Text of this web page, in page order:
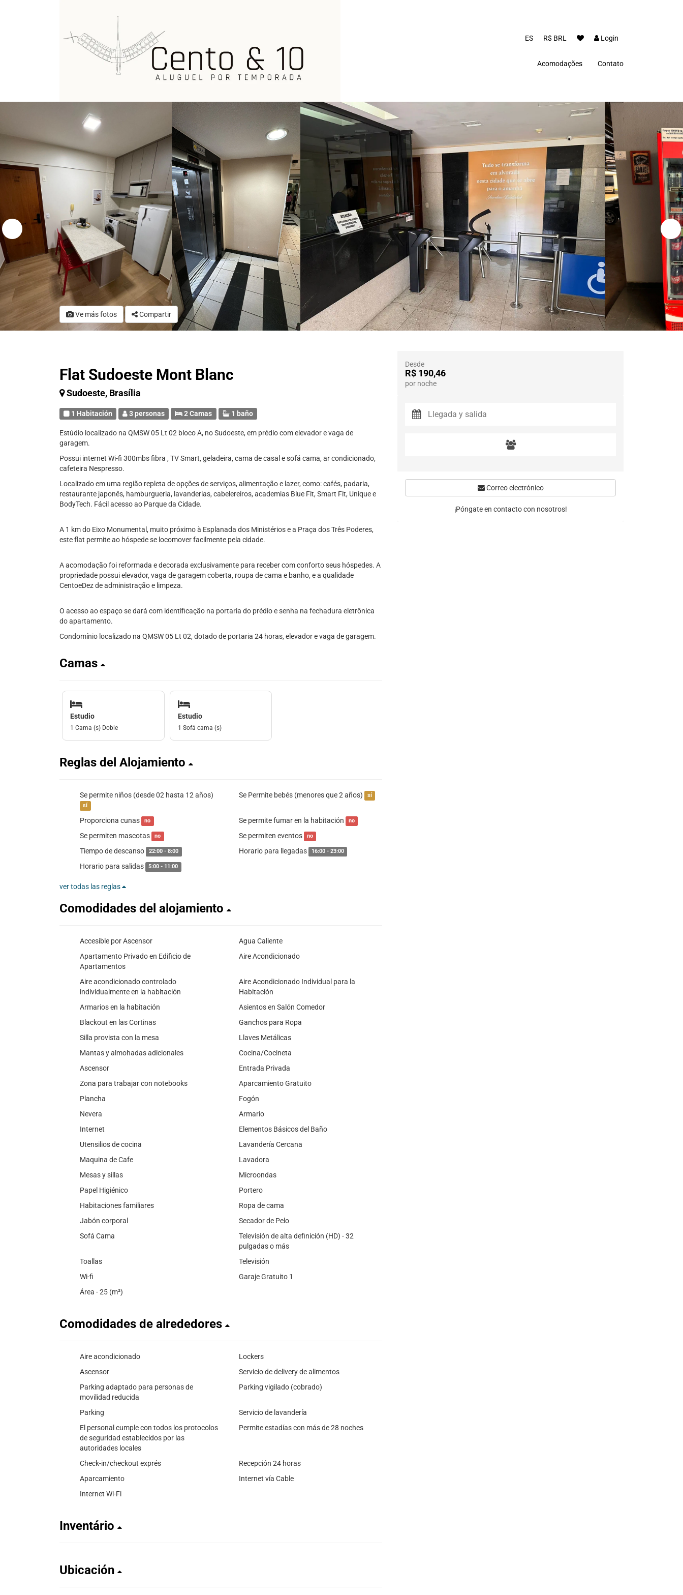
ES R$ BRL Login
Acomodações Contato
Ve más fotos Compartir
Flat Sudoeste Mont Blanc
Sudoeste, Brasília
1 Habitación 3 personas 2 Camas 1 baño
Estúdio localizado na QMSW 05 Lt 02 bloco A, no Sudoeste, em prédio com elevador e vaga de
garagem.
Possui internet Wi-fi 300mbs fibra , TV Smart, geladeira, cama de casal e sofá cama, ar condicionado,
cafeteira Nespresso.
Localizado em uma região repleta de opções de serviços, alimentação e lazer, como: cafés, padaria,
restaurante japonês, hamburgueria, lavanderias, cabelereiros, academias Blue Fit, Smart Fit, Unique e
BodyTech. Fácil acesso ao Parque da Cidade.
A 1 km do Eixo Monumental, muito próximo à Esplanada dos Ministérios e a Praça dos Três Poderes,
este flat permite ao hóspede se locomover facilmente pela cidade.
A acomodação foi reformada e decorada exclusivamente para receber com conforto seus hóspedes. A
propriedade possui elevador, vaga de garagem coberta, roupa de cama e banho, e a qualidade
CentoeDez de administração e limpeza.
O acesso ao espaço se dará com identificação na portaria do prédio e senha na fechadura eletrônica
do apartamento.
Condomínio localizado na QMSW 05 Lt 02, dotado de portaria 24 horas, elevador e vaga de garagem.
Camas
Estudio
1 Cama (s) Doble
Estudio
1 Sofá cama (s)
Reglas del Alojamiento
Se permite niños (desde 02 hasta 12 años)
sí
Se Permite bebés (menores que 2 años) sí
Proporciona cunas no Se permite fumar en la habitación no
Se permiten mascotas no Se permiten eventos no
Tiempo de descanso 22:00 - 8:00 Horario para llegadas 16:00 - 23:00
Horario para salidas 5:00 - 11:00
ver todas las reglas
Comodidades del alojamiento
Accesible por Ascensor
Agua Caliente
Apartamento Privado en Edificio de
Apartamentos
Aire Acondicionado
Aire acondicionado controlado
individualmente en la habitación
Aire Acondicionado Individual para la
Habitación
Armarios en la habitación
Asientos en Salón Comedor
Blackout en las Cortinas
Ganchos para Ropa
Silla provista con la mesa
Llaves Metálicas
Mantas y almohadas adicionales
Cocina/Cocineta
Ascensor
Entrada Privada
Zona para trabajar con notebooks
Aparcamiento Gratuito
Plancha
Fogón
Nevera
Armario
Internet
Elementos Básicos del Baño
Utensilios de cocina
Lavandería Cercana
Maquina de Cafe
Lavadora
Mesas y sillas
Microondas
Papel Higiénico
Portero
Habitaciones familiares
Ropa de cama
Jabón corporal
Secador de Pelo
Sofá Cama
Televisión de alta definición (HD) - 32
pulgadas o más
Toallas
Televisión
Wi-fi
Garaje Gratuito 1
Área - 25 (m²)
Comodidades de alrededores
Aire acondicionado
Lockers
Ascensor
Servicio de delivery de alimentos
Parking adaptado para personas de
movilidad reducida
Parking vigilado (cobrado)
Parking
Servicio de lavandería
El personal cumple con todos los protocolos
de seguridad establecidos por las
autoridades locales
Permite estadías con más de 28 noches
Check-in/checkout exprés
Recepción 24 horas
Aparcamiento
Internet vía Cable
Internet Wi-Fi
Inventário
Ubicación
Desde
R$ 190,46
por noche
Correo electrónico
¡Póngate en contacto con nosotros!